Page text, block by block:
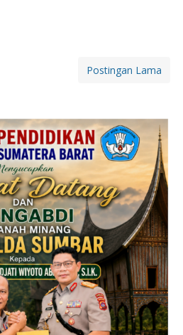
Postingan Lama